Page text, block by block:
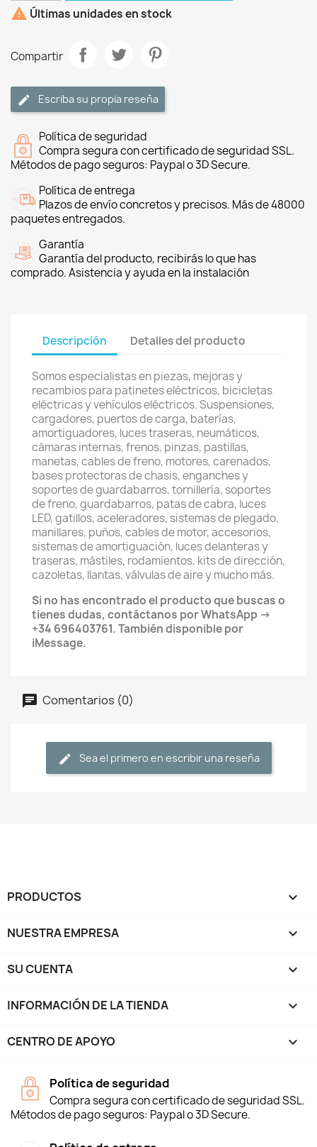
 Últimas unidades en stock
Compartir
Escriba su propia reseña
Política de seguridad
Compra segura con certificado de seguridad SSL.
Métodos de pago seguros: Paypal o 3D Secure.
Política de entrega
Plazos de envío concretos y precisos. Más de 48000
paquetes entregados.
Garantía
Garantía del producto, recibirás lo que has
comprado. Asistencia y ayuda en la instalación
Descripción Detalles del producto
Somos especialistas en piezas, mejoras y
recambios para patinetes eléctricos, bicicletas
eléctricas y vehículos eléctricos. Suspensiones,
cargadores, puertos de carga, baterías,
amortiguadores, luces traseras, neumáticos,
cámaras internas, frenos, pinzas, pastillas,
manetas, cables de freno, motores, carenados,
bases protectoras de chasis, enganches y
soportes de guardabarros, tornillería, soportes
de freno, guardabarros, patas de cabra, luces
LED, gatillos, aceleradores, sistemas de plegado,
manillares, puños, cables de motor, accesorios,
sistemas de amortiguación, luces delanteras y
traseras, mástiles, rodamientos, kits de dirección,
cazoletas, llantas, válvulas de aire y mucho más.
Si no has encontrado el producto que buscas o
tienes dudas, contáctanos por WhatsApp →
+34 696403761. También disponible por
iMessage.
Comentarios (0)
Sea el primero en escribir una reseña
PRODUCTOS 
NUESTRA EMPRESA 
SU CUENTA 
INFORMACIÓN DE LA TIENDA keyboard_arrow_down
CENTRO DE APOYO 
Política de seguridad
Compra segura con certificado de seguridad SSL.
Métodos de pago seguros: Paypal o 3D Secure.